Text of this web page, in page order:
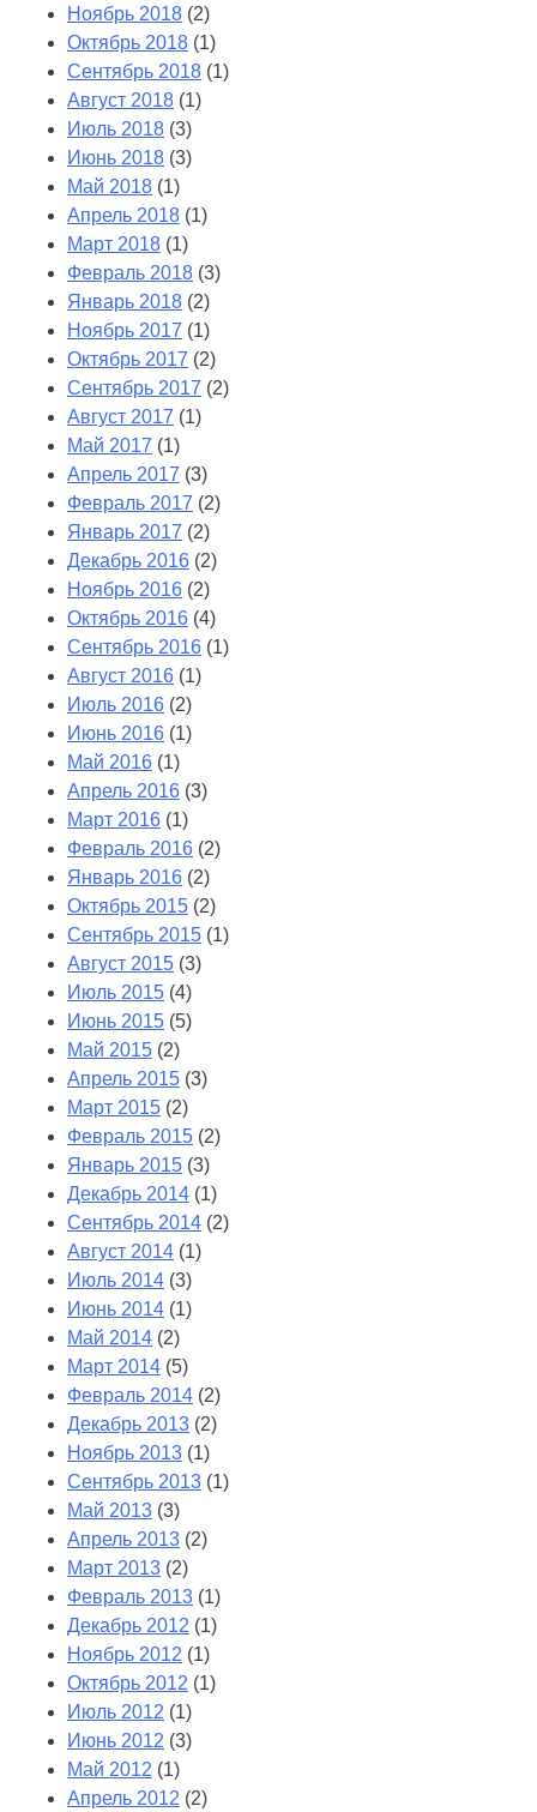
Ноябрь 2018 (2)
Октябрь 2018 (1)
Сентябрь 2018 (1)
Август 2018 (1)
Июль 2018 (3)
Июнь 2018 (3)
Май 2018 (1)
Апрель 2018 (1)
Март 2018 (1)
Февраль 2018 (3)
Январь 2018 (2)
Ноябрь 2017 (1)
Октябрь 2017 (2)
Сентябрь 2017 (2)
Август 2017 (1)
Май 2017 (1)
Апрель 2017 (3)
Февраль 2017 (2)
Январь 2017 (2)
Декабрь 2016 (2)
Ноябрь 2016 (2)
Октябрь 2016 (4)
Сентябрь 2016 (1)
Август 2016 (1)
Июль 2016 (2)
Июнь 2016 (1)
Май 2016 (1)
Апрель 2016 (3)
Март 2016 (1)
Февраль 2016 (2)
Январь 2016 (2)
Октябрь 2015 (2)
Сентябрь 2015 (1)
Август 2015 (3)
Июль 2015 (4)
Июнь 2015 (5)
Май 2015 (2)
Апрель 2015 (3)
Март 2015 (2)
Февраль 2015 (2)
Январь 2015 (3)
Декабрь 2014 (1)
Сентябрь 2014 (2)
Август 2014 (1)
Июль 2014 (3)
Июнь 2014 (1)
Май 2014 (2)
Март 2014 (5)
Февраль 2014 (2)
Декабрь 2013 (2)
Ноябрь 2013 (1)
Сентябрь 2013 (1)
Май 2013 (3)
Апрель 2013 (2)
Март 2013 (2)
Февраль 2013 (1)
Декабрь 2012 (1)
Ноябрь 2012 (1)
Октябрь 2012 (1)
Июль 2012 (1)
Июнь 2012 (3)
Май 2012 (1)
Апрель 2012 (2)